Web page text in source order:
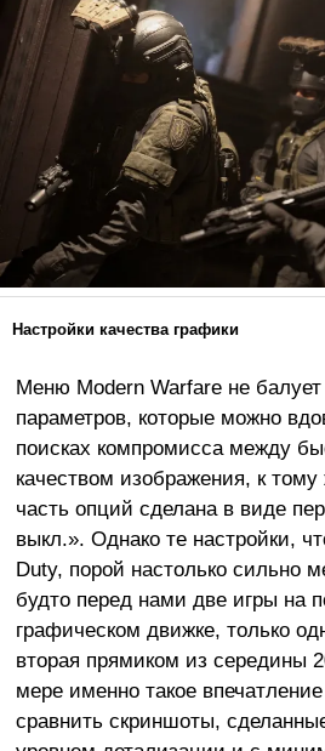
Настройки качества графики
Меню Modern Warfare не
параметров, которые можно
поисках компромисса между
качеством изображения, к тому
часть опций сделана в виде
выкл.». Однако те настройки,
Duty, порой настолько сильно
будто перед нами две игры на
графическом движке, только
вторая прямиком из середины
мере именно такое
сравнить скриншоты,